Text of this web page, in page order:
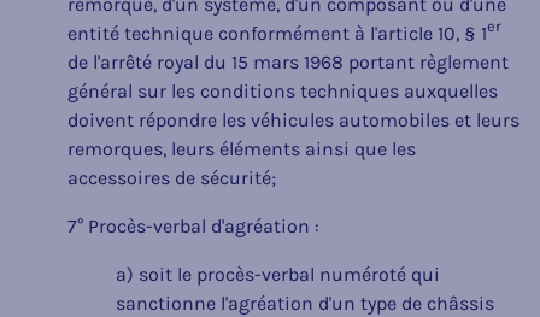
entité technique conformément à l'article 10, § 1er
de l'arrêté royal du 15 mars 1968 portant règlement
général sur les conditions techniques auxquelles
doivent répondre les véhicules automobiles et leurs
remorques, leurs éléments ainsi que les
accessoires de sécurité;
7° Procès-verbal d'agréation :
a) soit le procès-verbal numéroté qui
sanctionne l'agréation d'un type de châssis